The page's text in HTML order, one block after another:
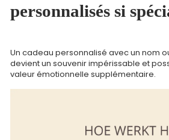
personnalisés si
Un cadeau personnalisé avec un nom
devient un souvenir impérissable et
valeur émotionnelle supplémentaire.